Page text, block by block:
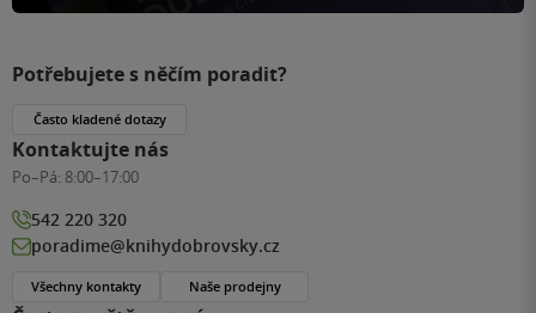
Potřebujete s něčím poradit?
Často kladené dotazy
Kontaktujte nás
Po–Pá: 8:00–17:00
542 220 320
poradime@knihydobrovsky.cz
Všechny kontakty Naše prodejny